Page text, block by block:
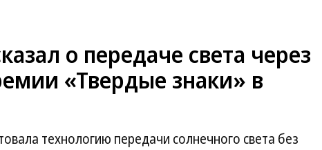
о передаче света через
«Твердые знаки» в
технологию передачи солнечного света без